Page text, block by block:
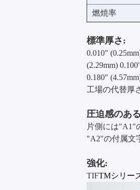
燃焼率
標準厚さ:
0.010"
(2.29mm)
0.180"
工場の代替厚
圧迫感のあ
片側には"A1"
"A2"の付属文
強化:
TIFTMシリー